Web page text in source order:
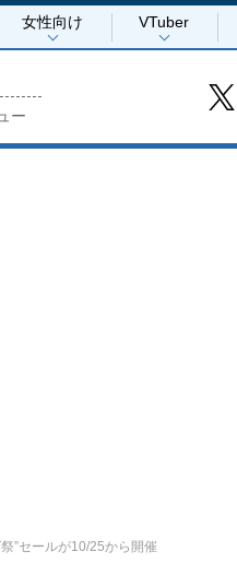
女性向け VTuber
ー
”セールが10/25から開催